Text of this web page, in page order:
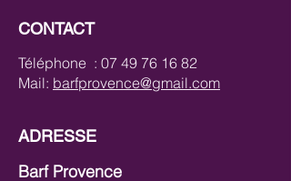
CONTACT
Téléphone : 07 49 76 16 82
Mail: barfprovence@gmail.com
ADRESSE
Barf Provence